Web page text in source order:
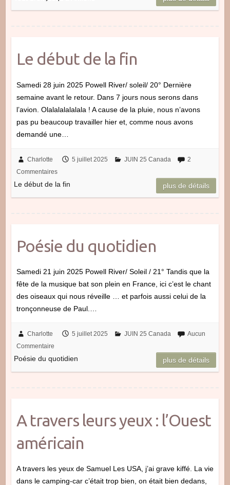
Le début de la fin
Samedi 28 juin 2025 Powell River/ soleil/ 20° Dernière
semaine avant le retour. Dans 7 jours nous serons dans
l’avion. Olalalalalalala ! A cause de la pluie, nous n’avons
pas pu beaucoup travailler hier et, comme nous avons
demandé une…
Charlotte 5 juillet 2025 JUIN 25 Canada
2
Commentaires
Le début de la fin plus de détails
Poésie du quotidien
Samedi 21 juin 2025 Powell River/ Soleil / 21° Tandis que la
fête de la musique bat son plein en France, ici c’est le chant
des oiseaux qui nous réveille … et parfois aussi celui de la
tronçonneuse de Paul.…
Charlotte 5 juillet 2025 JUIN 25 Canada
Aucun
Commentaire
Poésie du quotidien plus de détails
A travers leurs yeux : l’Ouest
américain
A travers les yeux de Samuel Les USA, j’ai grave kiffé. La vie
dans le camping-car c’était trop bien, on était bien dedans,